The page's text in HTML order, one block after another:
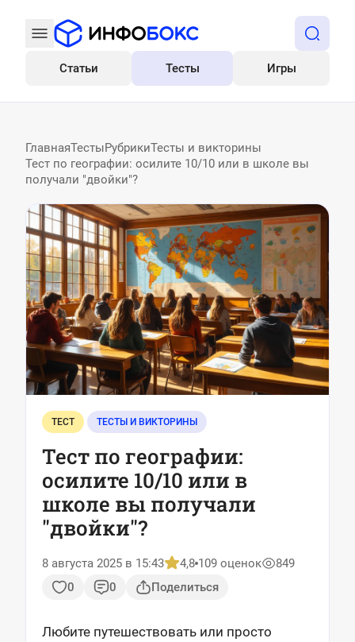
Статьи Тесты Игры
ГлавнаяТестыРубрикиТесты и викторины
Тест по географии: осилите 10/10 или в школе вы
получали "двойки"?
ТЕСТ ТЕСТЫ И ВИКТОРИНЫ
Тест по географии:
осилите 10/10 или в
школе вы получали
"двойки"?
8 августа 2025 в 15:43 4,8 109 оценок
849
0
0 Поделиться
Любите путешествовать или просто